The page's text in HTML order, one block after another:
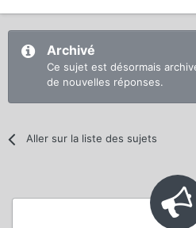
Archivé
Ce sujet est désormais
de nouvelles réponses.
Aller sur la liste des sujets